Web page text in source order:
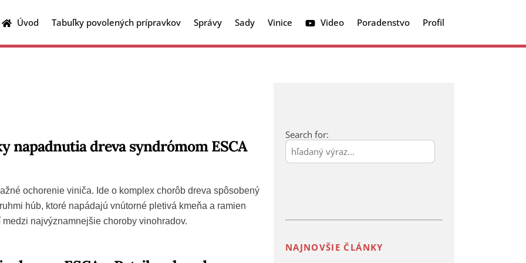
Úvod Tabuľky povolených prípravkov Správy Sady Vinice Video Poradenstvo Profil
napadnutia dreva syndrómom ESCA
ochorenie viniča. Ide o komplex chorôb dreva spôsobený
húb, ktoré napádajú vnútorné pletivá kmeňa a ramien
medzi najvýznamnejšie choroby vinohradov.
Search for:
NAJNOVŠIE ČLÁNKY